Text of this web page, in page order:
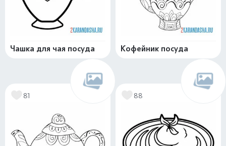
Чашка для чая посуда Кофейник посуда
81 88